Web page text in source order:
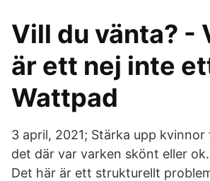
Vill du vänta? -
är ett nej inte
Wattpad
3 april, 2021; Stärka upp kvinnor
det där var varken skönt eller
Det här är ett strukturellt